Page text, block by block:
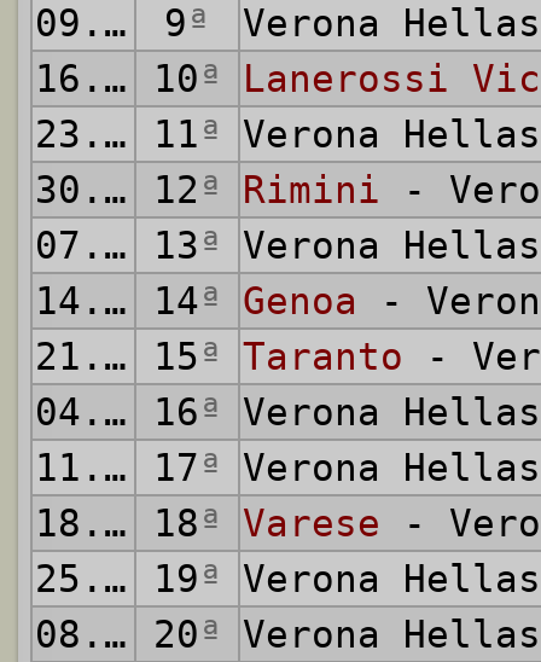
09.11.1980
9ª
Verona
16.11.1980
10ª
Lanerossi
23.11.1980
11ª
Verona
30.11.1980
12ª Rimini -
07.12.1980
13ª
Verona
14.12.1980
14ª Genoa -
21.12.1980
15ª Taranto -
04.01.1981
16ª
Verona
11.01.1981
17ª
Verona
18.01.1981
18ª Varese -
25.01.1981
19ª
Verona
08.02.1981
20ª
Verona